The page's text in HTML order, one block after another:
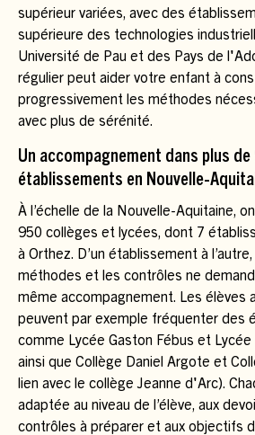
supérieur variées, avec des
supérieure des technologies
Université de Pau et des Pays de
régulier peut aider votre enfant à
progressivement les méthodes
avec plus de sérénité.
Un accompagnement dans plus
établissements en Nouvelle-
À l’échelle de la Nouvelle-Aquitaine,
950 collèges et lycées, dont 7
à Orthez. D’un établissement à
méthodes et les contrôles ne
même accompagnement. Les élèves
peuvent par exemple fréquenter des
comme Lycée Gaston Fébus et Lycée
ainsi que Collège Daniel Argote et
lien avec le collège Jeanne d'Arc).
adaptée au niveau de l’élève, aux
contrôles à préparer et aux objectifs